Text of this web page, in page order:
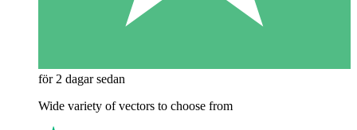
för 2 dagar sedan
Wide variety of vectors to choose from